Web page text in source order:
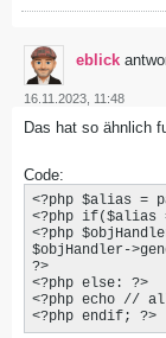
eblick
16.11.2023, 11:48
Das hat so ähnlich
Code:
<?php $alias =
<?php
<?php
$objHandler-
?>
<?php else: ?>
<?php echo //
<?php endif; ?>